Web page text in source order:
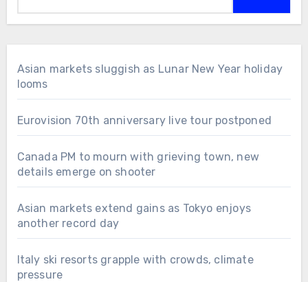
Asian markets sluggish as Lunar New Year holiday
looms
Eurovision 70th anniversary live tour postponed
Canada PM to mourn with grieving town, new
details emerge on shooter
Asian markets extend gains as Tokyo enjoys
another record day
Italy ski resorts grapple with crowds, climate
pressure